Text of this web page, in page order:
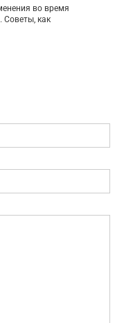
во время
Советы, как